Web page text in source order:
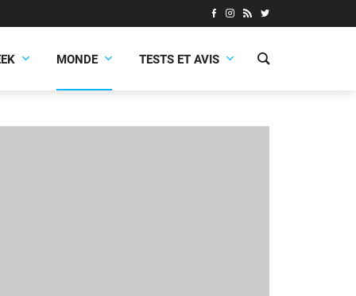
MONDE TESTS ET AVIS